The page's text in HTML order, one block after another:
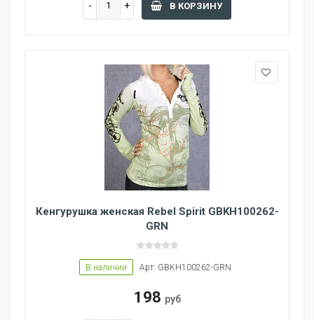
В КОРЗИНУ
Кенгурушка женская Rebel Spirit GBKH100262-
GRN
В наличии Арт: GBKH100262-GRN
198 руб